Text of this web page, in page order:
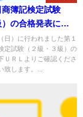
簿記検定試験
）の合格発表につ
日）に行われました第１
定試験（２級・３級）の
ＵＲＬよりご確認くださ
致します。...